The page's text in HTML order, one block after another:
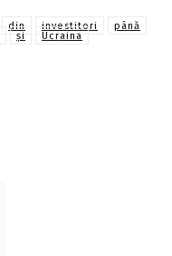
din investitori
până
și Ucraina